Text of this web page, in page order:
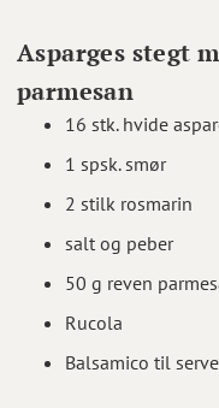
Asparges stegt
parmesan
16 stk. hvide
1 spsk. smør
2 stilk rosmarin
salt og peber
50 g reven
Rucola
Balsamico til